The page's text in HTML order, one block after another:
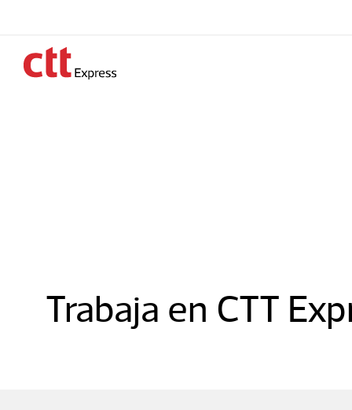
Trabaja en CTT